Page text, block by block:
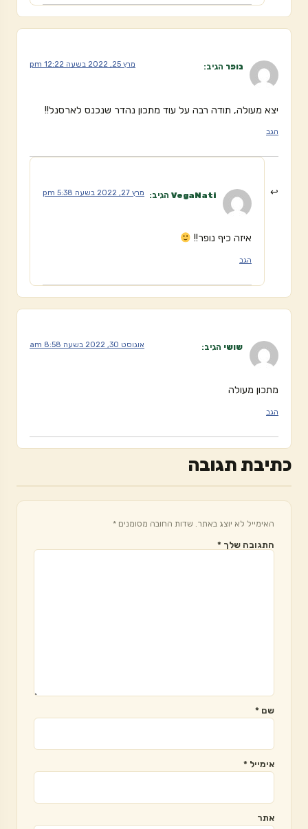
נופר הגיב: מרץ 25, 2022 בשעה 12:22 pm
יצא מעולה, תודה רבה על עוד מתכון נהדר שנכנס לארסנל!!
הגב
VegaNati הגיב: מרץ 27, 2022 בשעה 5:38 pm
איזה כיף נופר!!
הגב
שושי הגיב: אוגוסט 30, 2022 בשעה 8:58 am
מתכון מעולה
הגב
כתיבת תגובה
האימייל לא יוצג באתר. שדות החובה מסומנים *
התגובה שלך *
שם *
אימייל *
אתר